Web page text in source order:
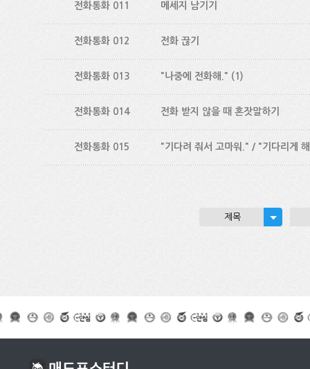
전화통화 011 메세지 남기기
전화통화 012 전화 끊기
전화통화 013 "나중에 전화해." (1)
전화통화 014 전화 받지 않을 때 혼잣말하기
전화통화 015 "기다려 줘서 고마워." / "기다리게
제목